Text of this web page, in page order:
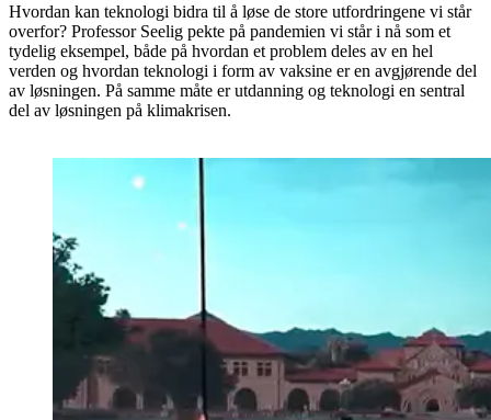
Hvordan kan teknologi bidra til å løse de store utfordringene vi står
overfor? Professor Seelig pekte på pandemien vi står i nå som et
tydelig eksempel, både på hvordan et problem deles av en hel
verden og hvordan teknologi i form av vaksine er en avgjørende del
av løsningen. På samme måte er utdanning og teknologi en sentral
del av løsningen på klimakrisen.